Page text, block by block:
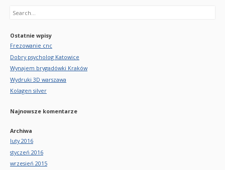
Search
Ostatnie wpisy
Frezowanie cnc
Dobry psycholog Katowice
Wynajem brygadówki Kraków
Wydruki 3D warszawa
Kolagen silver
Najnowsze komentarze
Archiwa
luty 2016
styczeń 2016
wrzesień 2015